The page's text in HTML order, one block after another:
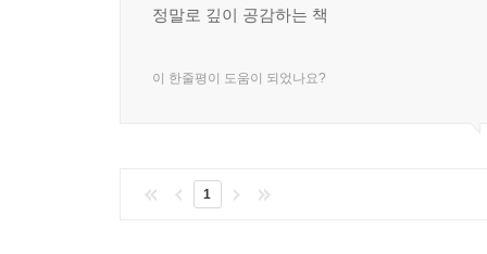
심리적 안전감이 높은 팀의 구성원들은 무언가
정말로 깊이 공감하는 책
이 한줄평이 도움이 되었나요?
1